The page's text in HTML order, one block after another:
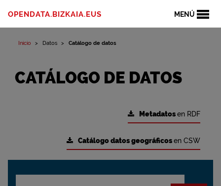
MENÚ
OPENDATA.BIZKAIA.EUS
Inicio Datos Catálogo de datos
CATÁLOGO DE DATOS
Metadatosen RDF
Catálogo datos geográficosen CSW